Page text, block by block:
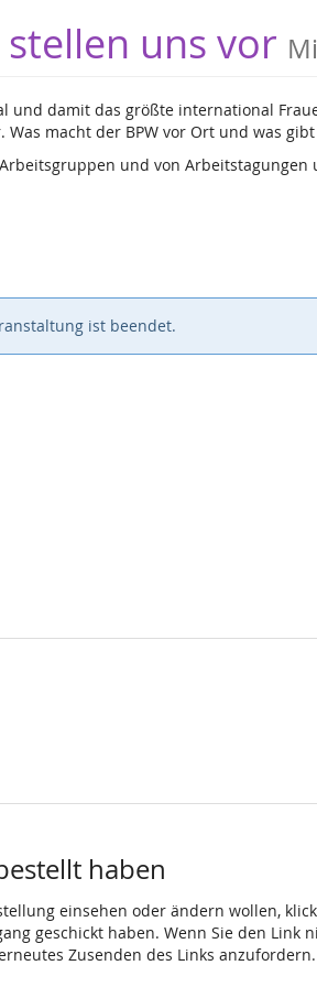
stellen uns vor
und damit das größte international
Was macht der BPW vor Ort und was
und von
ist beendet.
haben
einsehen oder ändern wollen,
geschickt haben. Wenn Sie den Link
Zusenden des Links anzufordern.